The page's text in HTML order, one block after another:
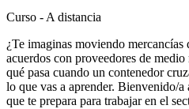
Curso - A distancia
¿Te imaginas moviendo
acuerdos con proveedores de
qué pasa cuando un contenedor
lo que vas a aprender. Bienvenido/
que te prepara para trabajar en el